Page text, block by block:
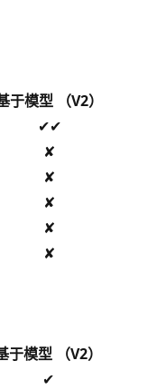
于模型 （V2）
✔✔
✘
✘
✘
✘
✘
于模型 （V2）
✔